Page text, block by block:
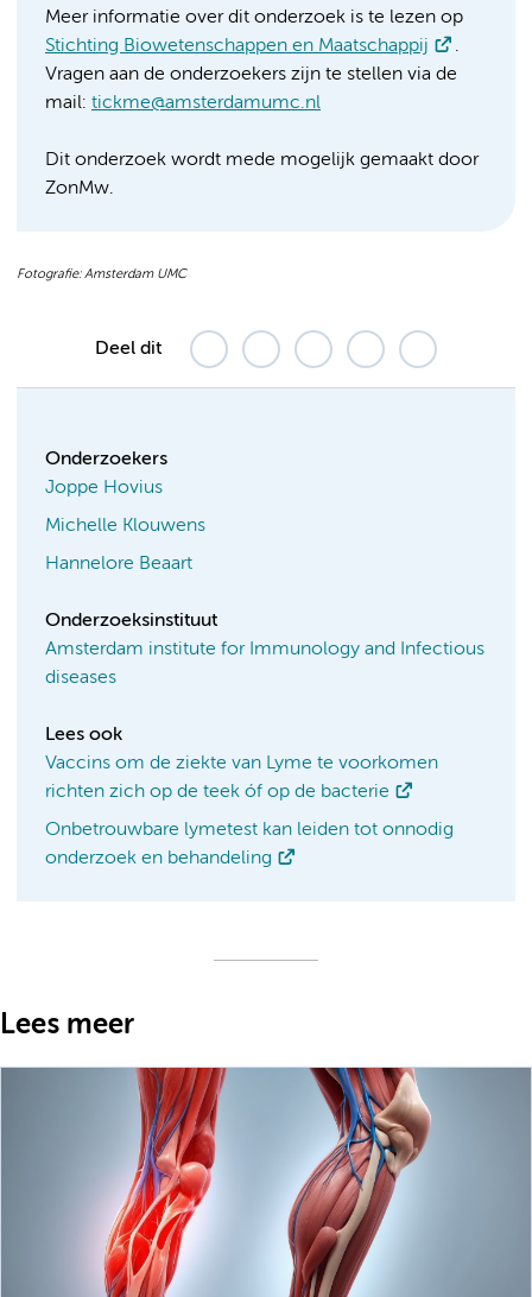
Meer informatie over dit onderzoek is te lezen op
Stichting Biowetenschappen en Maatschappij
.
Vragen aan de onderzoekers zijn te stellen via de
mail: tickme@amsterdamumc.nl
Dit onderzoek wordt mede mogelijk gemaakt door
ZonMw.
Fotografie: Amsterdam UMC
Deel dit
Onderzoekers
Joppe Hovius
Michelle Klouwens
Hannelore Beaart
Onderzoeksinstituut
Amsterdam institute for Immunology and Infectious
diseases
Lees ook
Vaccins om de ziekte van Lyme te voorkomen
richten zich op de teek óf op de bacterie
Onbetrouwbare lymetest kan leiden tot onnodig
onderzoek en behandeling
Lees meer